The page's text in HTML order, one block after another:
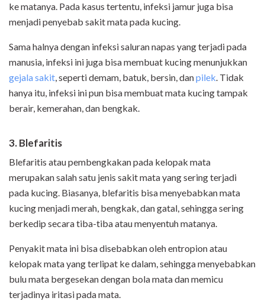
ke matanya. Pada kasus tertentu, infeksi jamur juga bisa
menjadi penyebab sakit mata pada kucing.
Sama halnya dengan infeksi saluran napas yang terjadi pada
manusia, infeksi ini juga bisa membuat kucing menunjukkan
gejala sakit, seperti demam, batuk, bersin, danpilek. Tidak
hanya itu, infeksi ini pun bisa membuat mata kucing tampak
berair, kemerahan, dan bengkak.
3. Blefaritis
Blefaritis atau pembengkakan pada kelopak mata
merupakan salah satu jenis sakit mata yang sering terjadi
pada kucing. Biasanya, blefaritis bisa menyebabkan mata
kucing menjadi merah, bengkak, dan gatal, sehingga sering
berkedip secara tiba-tiba atau menyentuh matanya.
Penyakit mata ini bisa disebabkan oleh entropion atau
kelopak mata yang terlipat ke dalam, sehingga menyebabkan
bulu mata bergesekan dengan bola mata dan memicu
terjadinya iritasi pada mata.